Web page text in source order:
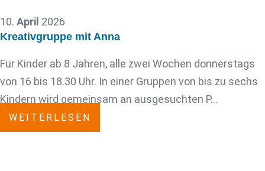
10. April 2026
Kreativgruppe mit Anna
Für Kinder ab 8 Jahren, alle zwei Wochen donnerstags
von 16 bis 18.30 Uhr. In einer Gruppen von bis zu sechs
Kindern wird gemeinsam an ausgesuchten P…
WEITERLESEN